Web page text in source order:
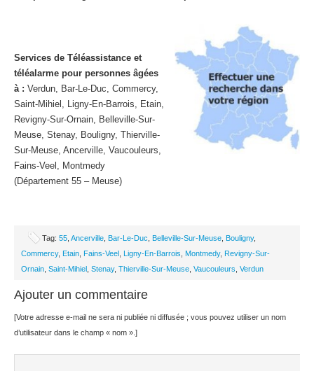
Services de Téléassistance et
téléalarme pour personnes âgées
à : Verdun, Bar-Le-Duc, Commercy,
Saint-Mihiel, Ligny-En-Barrois, Etain,
Revigny-Sur-Ornain, Belleville-Sur-
Meuse, Stenay, Bouligny, Thierville-
Sur-Meuse, Ancerville, Vaucouleurs,
Fains-Veel, Montmedy
(Département 55 – Meuse)
Tag: 55 Ancerville Bar-Le-Duc Belleville-Sur-Meuse Bouligny,
Commercy, Etain Fains-Veel Ligny-En-Barrois Montmedy, Revigny-Sur-
Ornain Saint-Mihiel Stenay, Thierville-Sur-Meuse Vaucouleurs Verdun
Ajouter un commentaire
[Votre adresse e-mail ne sera ni publiée ni diffusée ; vous pouvez utiliser un nom
d’utilisateur dans le champ « nom ».]